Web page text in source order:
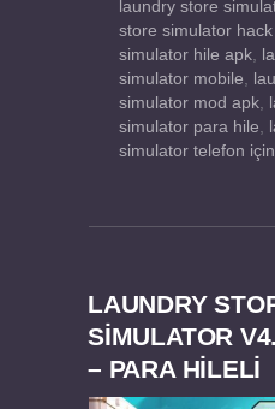
laundry store
store simulator
simulator hile apk
simulator mobile
simulator mod apk
simulator para hile
simulator telefon için
LAUNDRY
SIMULATOR
– PARA HİLELİ